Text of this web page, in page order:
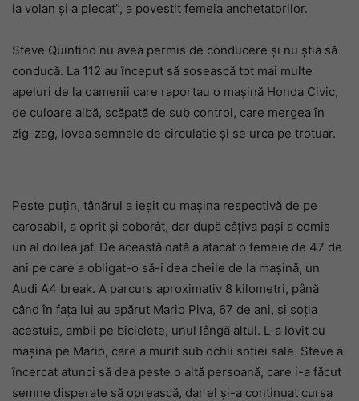
la volan și a plecat”, a povestit femeia anchetatorilor.
Steve Quintino nu avea permis de conducere și nu știa să
conducă. La 112 au început să sosească tot mai multe
apeluri de la oamenii care raportau o mașină Honda Civic,
de culoare albă, scăpată de sub control, care mergea în
zig-zag, lovea semnele de circulație și se urca pe trotuar.
Peste puțin, tânărul a ieșit cu mașina respectivă de pe
carosabil, a oprit și coborât, dar după câțiva pași a comis
un al doilea jaf. De această dată a atacat o femeie de 47 de
ani pe care a obligat-o să-i dea cheile de la mașină, un
Audi A4 break. A parcurs aproximativ 8 kilometri, până
când în fața lui au apărut Mario Piva, 67 de ani, și soția
acestuia, ambii pe biciclete, unul lângă altul. L-a lovit cu
mașina pe Mario, care a murit sub ochii soției sale. Steve a
încercat atunci să dea peste o altă persoană, care i-a făcut
semne disperate să oprească, dar el și-a continuat cursa